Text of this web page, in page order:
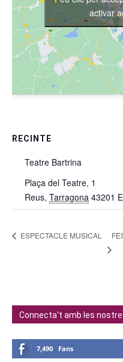
RECINTE
Teatre Bartrina
Plaça del Teatre, 1
Reus, Tarragona 43201
activar
ESPECTACLE MUSICAL
Connecta't amb les
7,490 Fans